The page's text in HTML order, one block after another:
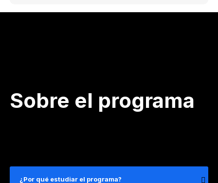
Sobre el programa
¿Por qué estudiar el programa?